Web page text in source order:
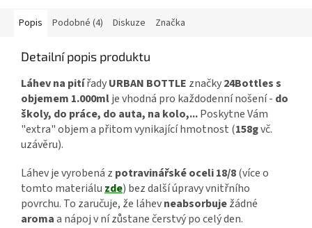
Popis Podobné (4) Diskuze Značka
Detailní popis produktu
Láhev na pitířadyURBAN BOTTLE značky24Bottless
objemem 1.000mlje vhodná pro každodenní nošení - do
školy, do práce, do auta, na kolo,...Poskytne Vám
"extra" objem a přitom vynikající hmotnost (158gvč.
uzávěru).
Láhev je vyrobená z potravinářské oceli 18/8(více o
tomto materiálu zde) bez další úpravy vnitřního
povrchu. To zaručuje, že láhevneabsorbuježádné
aromaa nápoj v ní zůstane čerstvý po celý den.